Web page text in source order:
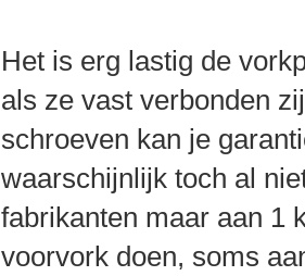
Het is erg lastig de
als ze vast verbonden
schroeven kan je
waarschijnlijk toch al
fabrikanten maar aan 1
voorvork doen, soms